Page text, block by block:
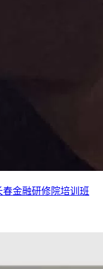
金融研修院培训班